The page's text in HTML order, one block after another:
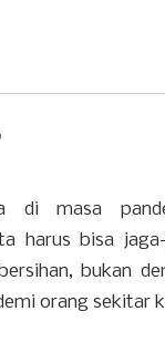
di masa
harus bisa
bukan
orang sekitar